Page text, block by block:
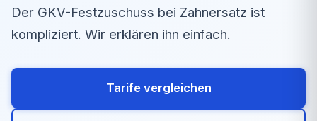
Der GKV-Festzuschuss bei Zahnersatz ist
kompliziert. Wir erklären ihn einfach.
Tarife vergleichen